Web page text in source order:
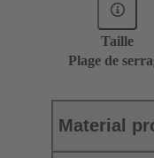
Taille
Plage de
Material